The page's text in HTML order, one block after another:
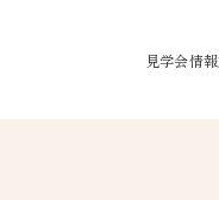
見学会情報